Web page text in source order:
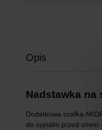
Opis
Nadstawka na
Dodatkowa szafka
do sypialni przed snem